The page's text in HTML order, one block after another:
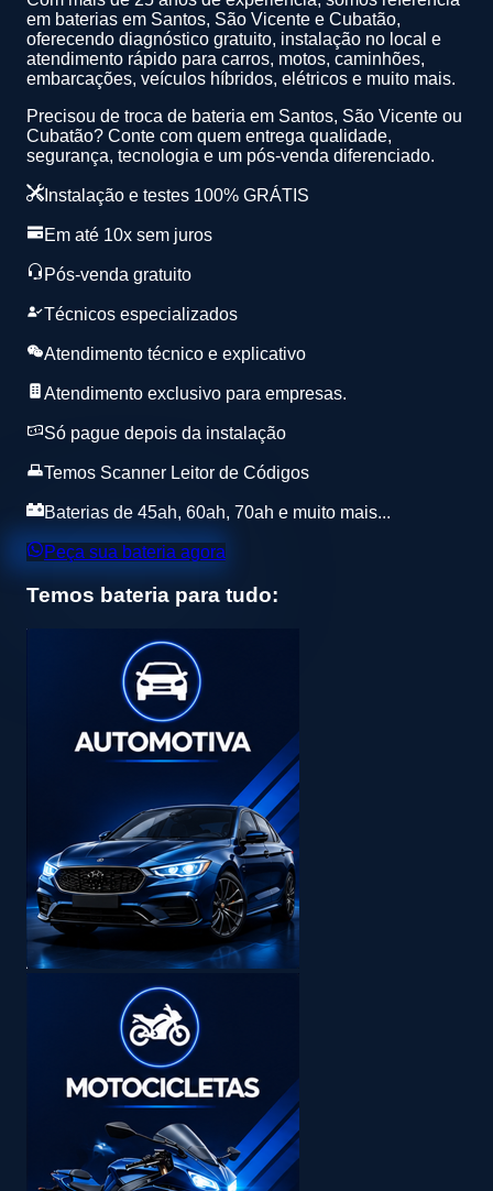
em baterias em Santos, São Vicente e Cubatão,
oferecendo diagnóstico gratuito, instalação no local e
atendimento rápido para carros, motos, caminhões,
embarcações, veículos híbridos, elétricos e muito mais.
Precisou de troca de bateria em Santos, São Vicente ou
Cubatão? Conte com quem entrega qualidade,
segurança, tecnologia e um pós-venda diferenciado.
Instalação e testes 100% GRÁTIS
Em até 10x sem juros
Pós-venda gratuito
Técnicos especializados
Atendimento técnico e explicativo
Atendimento exclusivo para empresas.
Só pague depois da instalação
Temos Scanner Leitor de Códigos
Baterias de 45ah, 60ah, 70ah e muito mais...
Peça sua bateria agora
Temos bateria para tudo: